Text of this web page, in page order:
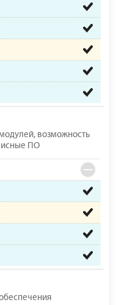
возможность
ПО